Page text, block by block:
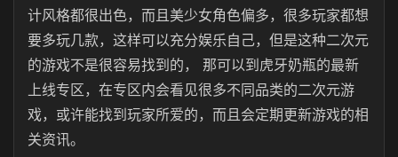
计风格都很出色，而且美少女角色偏多，很多玩家都想
要多玩几款，这样可以充分娱乐自己，但是这种二次元
的游戏不是很容易找到的， 那可以到虎牙奶瓶的最新
上线专区，在专区内会看见很多不同品类的二次元游
戏，或许能找到玩家所爱的，而且会定期更新游戏的相
关资讯。